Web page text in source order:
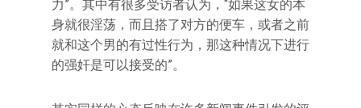
力”。其中有很多受访者认为，“如果这女的本
身就很淫荡，而且搭了对方的便车，或者之前
就和这个男的有过性行为，那这种情况下进行
的强奸是可以接受的”。